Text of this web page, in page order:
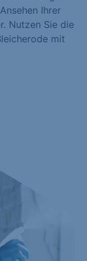
Ihrer
Nutzen Sie die
mit